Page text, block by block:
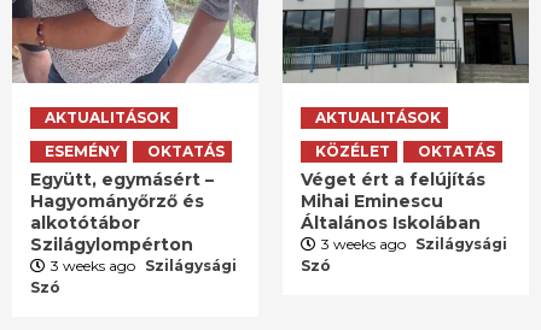
AKTUALITÁSOK
ESEMÉNY
OKTATÁS
Együtt, egymásért –
Hagyományőrző és
alkotótábor
Szilágylompérton
3 weeks ago Szilágysági
Szó
AKTUALITÁSOK
KÖZÉLET
OKTATÁS
Véget ért a felújítás
Mihai Eminescu
Általános Iskolában
3 weeks ago Szilágysági
Szó